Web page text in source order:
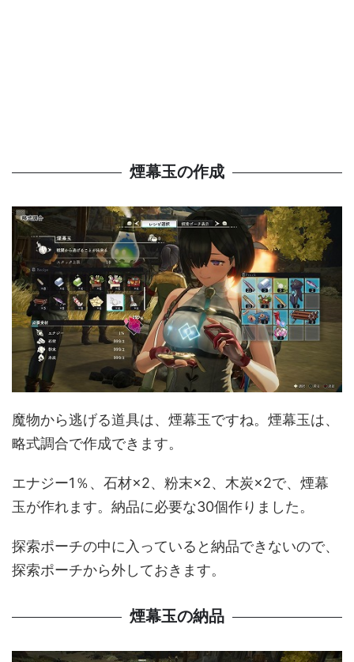
煙幕玉の作成
魔物から逃げる道具は、煙幕玉ですね。煙幕玉は、
略式調合で作成できます。
エナジー1％、石材×2、粉末×2、木炭×2で、煙幕
玉が作れます。納品に必要な30個作りました。
探索ポーチの中に入っていると納品できないので、
探索ポーチから外しておきます。
煙幕玉の納品